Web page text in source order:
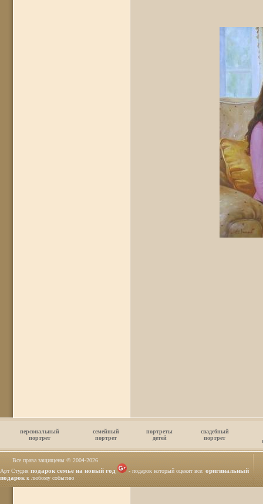
персональный
портрет
семейный
портрет
портреты
детей
свадебный
портрет
Все права защищены © 2004-2026
Арт Студия подарок семье на новый год - подарок который оценят все: оригинальный
подарокк любому событию